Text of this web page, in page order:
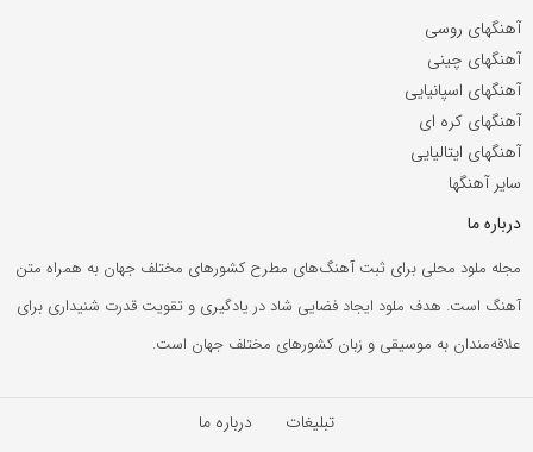
آهنگهای روسی
آهنگهای چینی
آهنگهای اسپانیایی
آهنگهای کره ای
آهنگهای ایتالیایی
سایر آهنگها
درباره ما
مجله ملود محلی برای ثبت آهنگ‌های مطرح کشورهای مختلف جهان به همراه متن
آهنگ است. هدف ملود ایجاد فضایی شاد در یادگیری و تقویت قدرت شنیداری برای
علاقه‌مندان به موسیقی و زبان کشورهای مختلف جهان است.
تبلیغات درباره ما